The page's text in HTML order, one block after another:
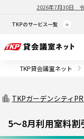
2026年7月30日
TKPのサービス一覧
TKP貸会議室ネット
TKPガーデンシティ
5～8月利用室料割